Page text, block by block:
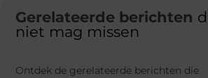
Gerelateerde berichten
niet mag missen
Ontdek de gerelateerde berichten die